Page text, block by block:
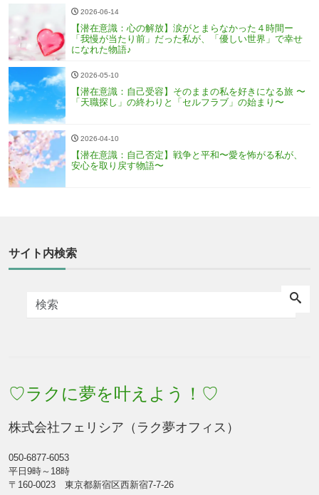
2026-06-14
【潜在意識：心の解放】涙がとまらなかった４時間ー
「我慢が当たり前」だった私が、「優しい世界」で幸せ
になれた物語♪
2026-05-10
【潜在意識：自己受容】そのままの私を好きになる旅 〜
「天職探し」の終わりと「セルフラブ」の始まり〜
2026-04-10
【潜在意識：自己否定】戦争と平和〜愛を怖がる私が、
安心を取り戻す物語〜
サイト内検索
♡ラクに夢を叶えよう！♡
株式会社フェリシア（ラク夢オフィス）
050-6877-6053
平日9時～18時
〒160-0023 東京都新宿区西新宿7-7-26